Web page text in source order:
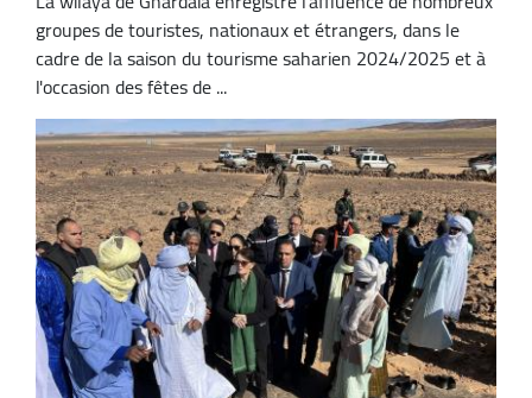
groupes de touristes, nationaux et étrangers, dans le
cadre de la saison du tourisme saharien 2024/2025 et à
l'occasion des fêtes de ...